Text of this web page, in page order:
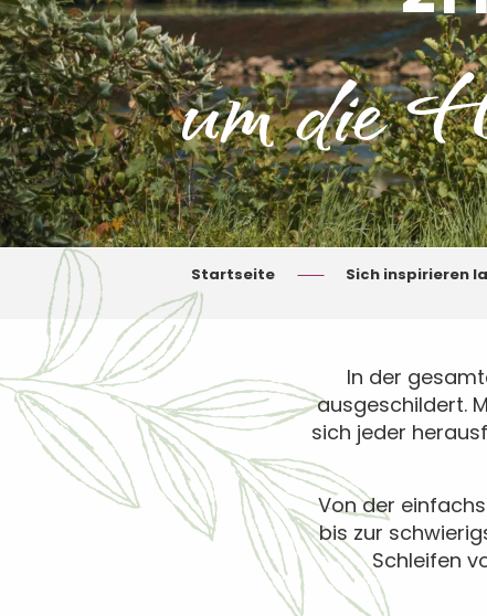
um die
Startseite Sich inspirieren
In der
ausgeschildert.
sich jeder
Von der
bis zur
Schleifen